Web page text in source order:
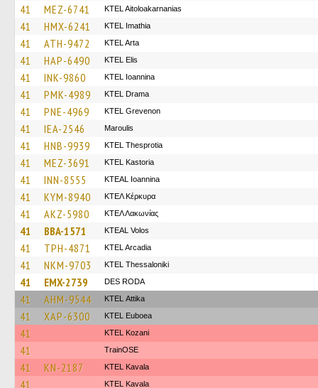
41 MEZ-6741 KTEL Aitoloakarnanias
41 HMX-6241 KTEL Imathia
41 ATH-9472 KTEL Arta
41 HAP-6490 KTEL Elis
41 INK-9860 KTEL Ioannina
41 PMK-4989 KTEL Drama
41 PNE-4969 ΚΤΕL Grevenon
41 IEA-2546 Maroulis
41 HNB-9939 KTEL Thesprotia
41 MEZ-3691 KTEL Kastoria
41 INN-8555 KTEAL Ioannina
41 KYM-8940 ΚΤΕΛ Κέρκυρα
41 AKZ-5980 ΚΤΕΛ Λακωνίας
41 BBA-1571 KTEAL Volos
41 TPH-4871 KTEL Arcadia
41 NKM-9703 KTEL Thessaloniki
41 EMX-2739 DES RODA
41 AHM-9544 KΤΕL Αttika
41 XAP-6300 ΚΤΕL Euboea
41 ΚΤΕL Kozani
41 TrainΟSE
41 KN-2187 KTEL Kavala
41 KTEL Kavala